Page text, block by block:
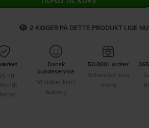
2 KIGGER PÅ DETTE PRODUKT LIGE NU
og
Dansk
kundeservice
Vi sidder klar i
Aalborg
50.000+ ordrer
Behandlet med
omhu